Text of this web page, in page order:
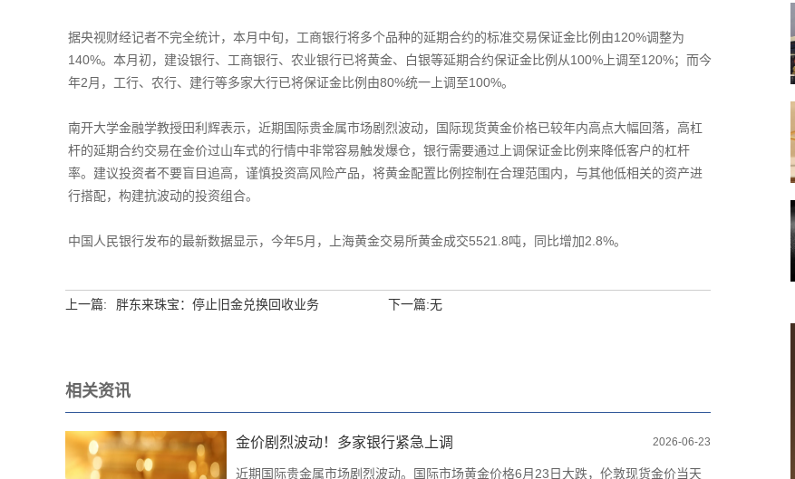
据央视财经记者不完全统计，本月中旬，工商银行将多个品种的延期合约的标准交易保证金比例由120%调整为
140%。本月初，建设银行、工商银行、农业银行已将黄金、白银等延期合约保证金比例从100%上调至120%；而今
年2月，工行、农行、建行等多家大行已将保证金比例由80%统一上调至100%。
南开大学金融学教授田利辉表示，近期国际贵金属市场剧烈波动，国际现货黄金价格已较年内高点大幅回落，高杠
杆的延期合约交易在金价过山车式的行情中非常容易触发爆仓，银行需要通过上调保证金比例来降低客户的杠杆
率。建议投资者不要盲目追高，谨慎投资高风险产品，将黄金配置比例控制在合理范围内，与其他低相关的资产进
行搭配，构建抗波动的投资组合。
中国人民银行发布的最新数据显示，今年5月，上海黄金交易所黄金成交5521.8吨，同比增加2.8%。
上一篇: 胖东来珠宝：停止旧金兑换回收业务 下一篇:无
相关资讯
金价剧烈波动！多家银行紧急上调 2026-06-23
近期国际贵金属市场剧烈波动。国际市场黄金价格6月23日大跌，伦敦现货金价当天